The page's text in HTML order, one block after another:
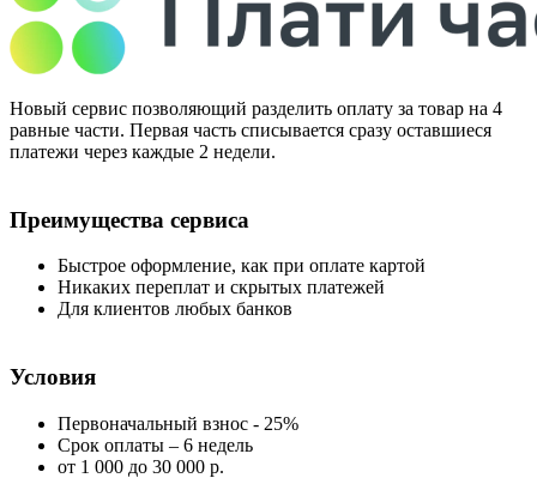
Новый сервис позволяющий разделить оплату за товар на 4
равные части. Первая часть списывается сразу оставшиеся
платежи через каждые 2 недели.
Преимущества сервиса
Быстрое оформление, как при оплате картой
Никаких переплат и скрытых платежей
Для клиентов любых банков
Условия
Первоначальный взнос - 25%
Срок оплаты – 6 недель
от 1 000 до 30 000 р.